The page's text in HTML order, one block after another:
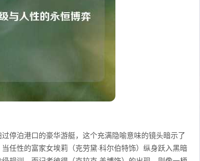
停泊港口的豪华游艇，这个充满隐喻意味的镜头暗示了
任性的富家女埃莉（克劳黛·科尔伯特饰）纵身跃入黑暗